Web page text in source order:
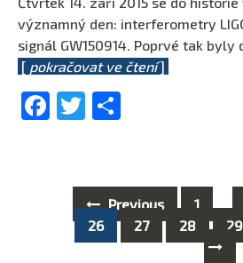
významný den: interferometry
signál GW150914. Poprvé tak byly
[ pokračovat ve čtení]
Facebook
Twitter
navigation
Previous 1 …
26
27 28 29